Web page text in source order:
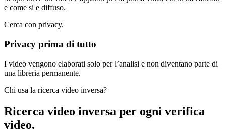
e come si e diffuso.
Cerca con privacy.
Privacy prima di tutto
I video vengono elaborati solo per l’analisi e non diventano parte di
una libreria permanente.
Chi usa la ricerca video inversa?
Ricerca video inversa per ogni verifica
video.